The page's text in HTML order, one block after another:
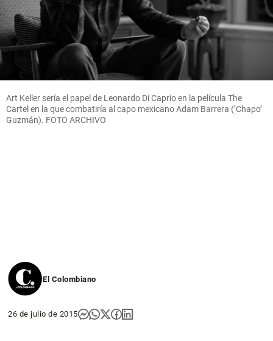
Art Keller sería el papel de Leonardo Di Caprio en la película The
Cartel en la que combatiría al capo mexicano Adam Barrera (’Chapo’
Guzmán). FOTO ARCHIVO
El Colombiano
26 de julio de 2015